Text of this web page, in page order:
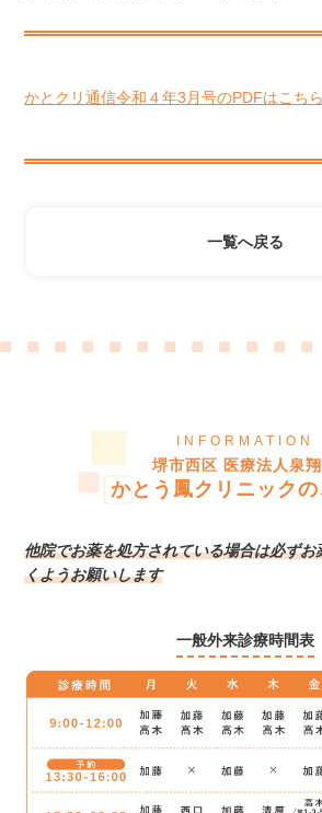
禁煙外来
リウマチ・膠原病科
診療時間・アクセス
かとクリ通信令和４年3月号のPDFはこちら
一覧へ戻る
INFORMATION
堺市西区 医療法人泉
かとう鳳クリニックの
他院でお薬を処方されている場合は必ずお
くようお願いします
一般外来診療時間表